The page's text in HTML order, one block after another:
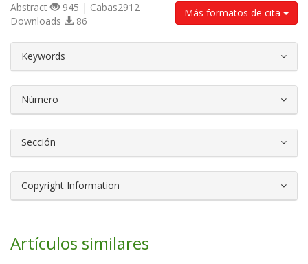
Más formatos de cita
Abstract
945 | Cabas2912
Downloads
86
Keywords
Número
Sección
Copyright Information
Artículos similares